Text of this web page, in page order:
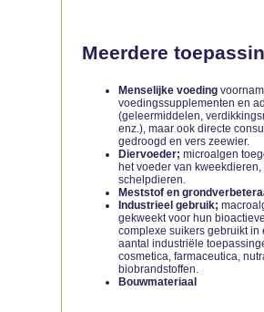
Meerdere
Menselijke voeding
voedingssupplementen en
(geleermiddelen,
enz.), maar ook directe
gedroogd en vers zeewier.
Diervoeder;microalgen
het voeder van kweekdieren,
schelpdieren.
Meststof en
Industrieel gebruik;
gekweekt voor hun
complexe suikers gebruikt in
aantal industriële
cosmetica, farmaceutica,
biobrandstoffen.
Bouwmateriaal